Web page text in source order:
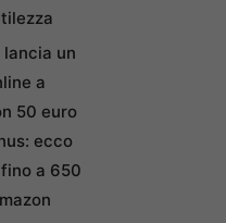
un
a
50 euro
ecco
a 650